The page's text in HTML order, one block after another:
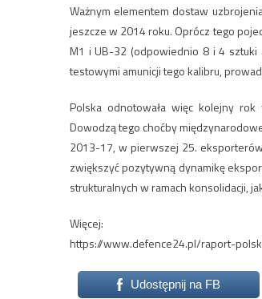
Ważnym elementem dostaw
jeszcze w 2014 roku. Oprócz tego
M1 i UB-32 (odpowiednio 8 i 4 sztuki
testowymi amunicji tego kalibru,
Polska odnotowała więc kolejny
Dowodzą tego choćby
2013-17, w pierwszej 25. eksporterów
zwiększyć pozytywną dynamikę
strukturalnych w ramach konsolidacji,
Więcej:
https://www.defence24.pl/raport-
Udostępnij na FB